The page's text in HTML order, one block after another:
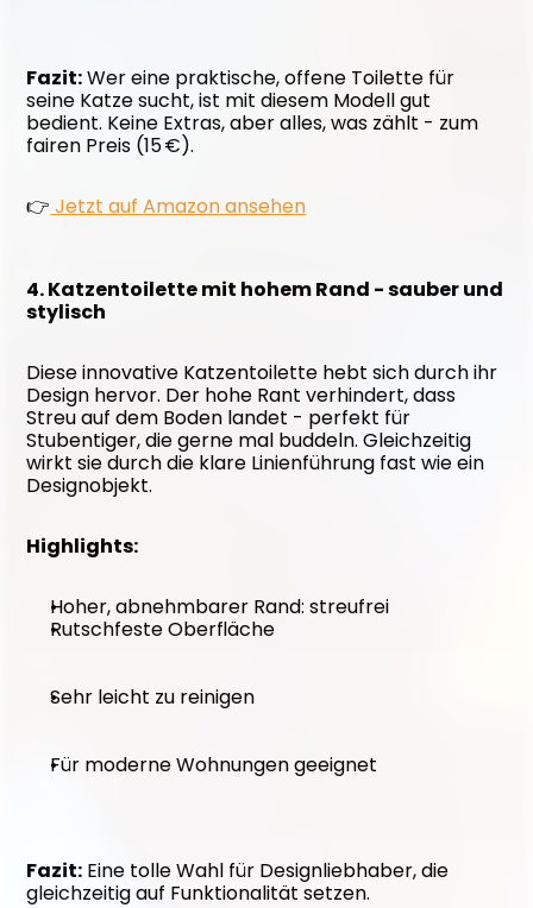
Fazit: Wer eine praktische, offene Toilette für
seine Katze sucht, ist mit diesem Modell gut
bedient. Keine Extras, aber alles, was zählt - zum
fairen Preis (15 €).
👉 Jetzt auf Amazon ansehen
4. Katzentoilette mit hohem Rand - sauber und
stylisch
Diese innovative Katzentoilette hebt sich durch ihr
Design hervor. Der hohe Rant verhindert, dass
Streu auf dem Boden landet - perfekt für
Stubentiger, die gerne mal buddeln. Gleichzeitig
wirkt sie durch die klare Linienführung fast wie ein
Designobjekt.
Highlights:
Hoher, abnehmbarer Rand: streufrei
Rutschfeste Oberfläche
Sehr leicht zu reinigen
Für moderne Wohnungen geeignet
Fazit: Eine tolle Wahl für Designliebhaber, die
gleichzeitig auf Funktionalität setzen.